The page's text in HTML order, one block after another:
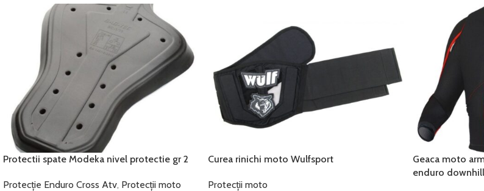
Protectii spate Modeka nivel protectie gr 2
Protecție Enduro Cross Atv, Protecții moto
Curea rinichi moto Wulfsport
Protecții moto
Geaca moto
enduro